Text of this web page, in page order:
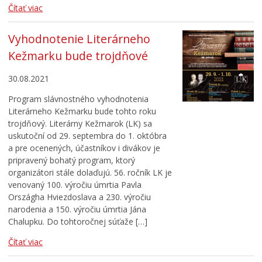
Čítať viac
Vyhodnotenie Literárneho
Kežmarku bude trojdňové
30.08.2021
Program slávnostného vyhodnotenia
Literárneho Kežmarku bude tohto roku
trojdňový. Literárny Kežmarok (LK) sa
uskutoční od 29. septembra do 1. októbra
a pre ocenených, účastníkov i divákov je
pripravený bohatý program, ktorý
organizátori stále dolaďujú. 56. ročník LK je
venovaný 100. výročiu úmrtia Pavla
Országha Hviezdoslava a 230. výročiu
narodenia a 150. výročiu úmrtia Jána
Chalupku. Do tohtoročnej súťaže […]
Čítať viac